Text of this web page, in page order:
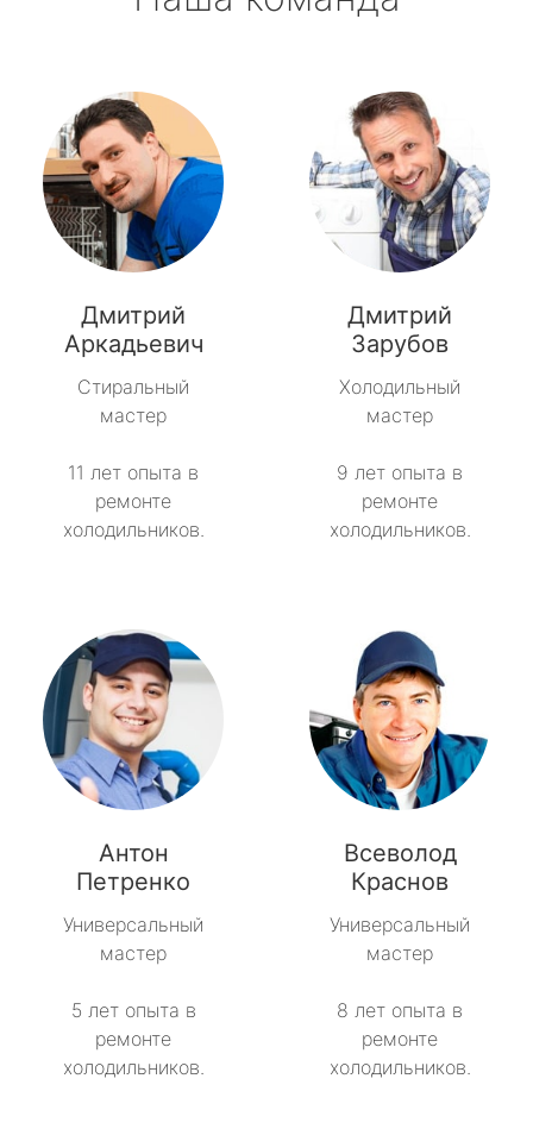
Дмитрий
Аркадьевич
Стиральный
мастер
11 лет опыта в
ремонте
холодильников.
Дмитрий
Зарубов
Холодильный
мастер
9 лет опыта в
ремонте
холодильников.
Антон
Петренко
Универсальный
мастер
5 лет опыта в
ремонте
холодильников.
Всеволод
Краснов
Универсальный
мастер
8 лет опыта в
ремонте
холодильников.